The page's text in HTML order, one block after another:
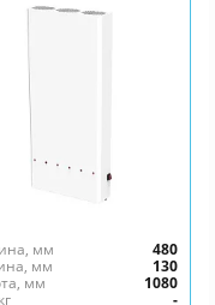
мм
480
мм
130
мм
1080
-